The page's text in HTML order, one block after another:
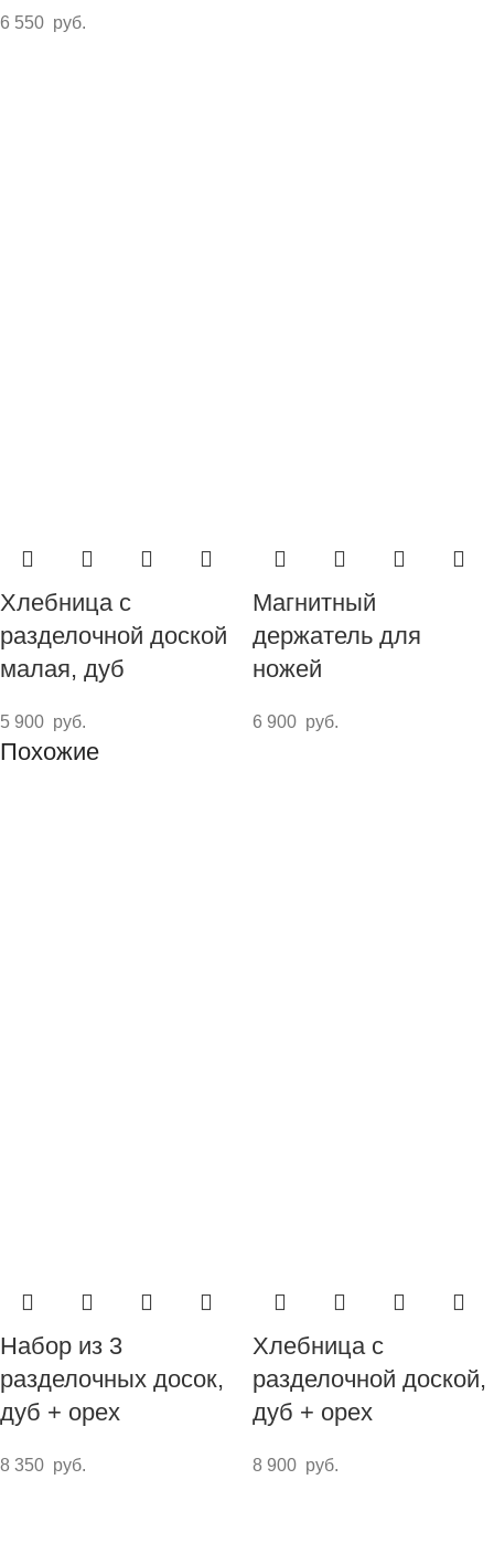
6 550 руб.
Хлебница с
разделочной доской
малая, дуб
5 900 руб.
Магнитный
держатель для
ножей
6 900 руб.
Похожие
Набор из 3
разделочных досок,
дуб + орех
8 350 руб.
Хлебница с
разделочной доской,
дуб + орех
8 900 руб.